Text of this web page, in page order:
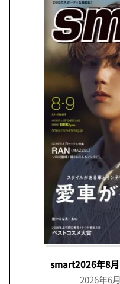
smart2026年8月
2026年6